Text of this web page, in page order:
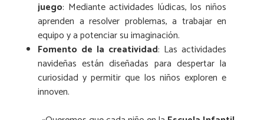
juego: Mediante actividades lúdicas, los niños
aprenden a resolver problemas, a trabajar en
equipo y a potenciar su imaginación.
Fomento de la creatividad: Las actividades
navideñas están diseñadas para despertar la
curiosidad y permitir que los niños exploren e
innoven.